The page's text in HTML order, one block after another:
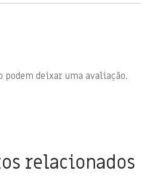
podem deixar uma avaliação.
relacionados